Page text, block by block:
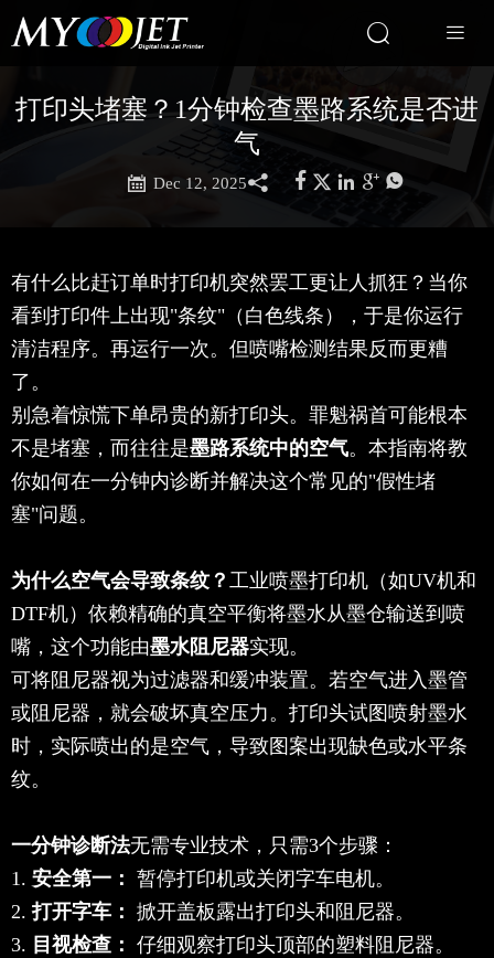
 
打印头堵塞？1分钟检查墨路系统是否进
气
 Dec 12, 2025     
有什么比赶订单时打印机突然罢工更让人抓狂？当你
看到打印件上出现"条纹"（白色线条），于是你运行
清洁程序。再运行一次。但喷嘴检测结果反而更糟
了。
别急着惊慌下单昂贵的新打印头。罪魁祸首可能根本
不是堵塞，而往往是墨路系统中的空气。本指南将教
你如何在一分钟内诊断并解决这个常见的"假性堵
塞"问题。
为什么空气会导致条纹？ 工业喷墨打印机（如UV机和
DTF机）依赖精确的真空平衡将墨水从墨仓输送到喷
嘴，这个功能由墨水阻尼器实现。
可将阻尼器视为过滤器和缓冲装置。若空气进入墨管
或阻尼器，就会破坏真空压力。打印头试图喷射墨水
时，实际喷出的是空气，导致图案出现缺色或水平条
纹。
一分钟诊断法无需专业技术，只需3个步骤：
安全第一： 暂停打印机或关闭字车电机。
打开字车： 掀开盖板露出打印头和阻尼器。
目视检查： 仔细观察打印头顶部的塑料阻尼器。